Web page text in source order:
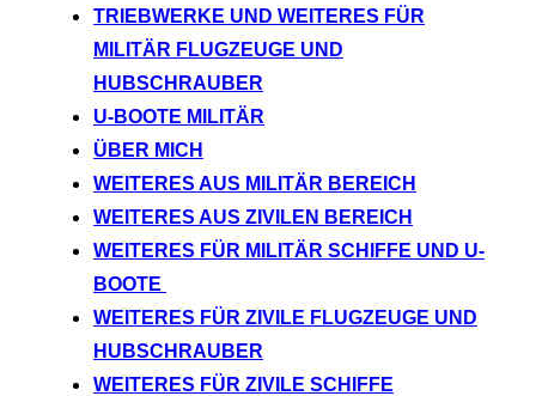
TRIEBWERKE UND WEITERES FÜR
MILITÄR FLUGZEUGE UND
HUBSCHRAUBER
U-BOOTE MILITÄR
ÜBER MICH
WEITERES AUS MILITÄR BEREICH
WEITERES AUS ZIVILEN BEREICH
WEITERES FÜR MILITÄR SCHIFFE UND U-
BOOTE
WEITERES FÜR ZIVILE FLUGZEUGE UND
HUBSCHRAUBER
WEITERES FÜR ZIVILE SCHIFFE